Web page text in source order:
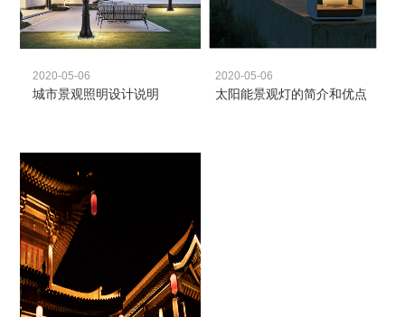
2020-05-06
城市景观照明设计说明
2020-05-06
太阳能景观灯的简介和优点